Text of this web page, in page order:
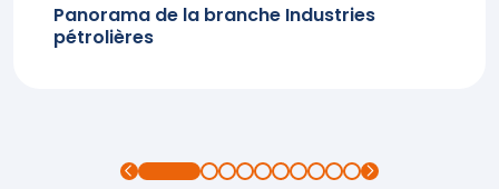
Panorama de la branche Industries
pétrolières